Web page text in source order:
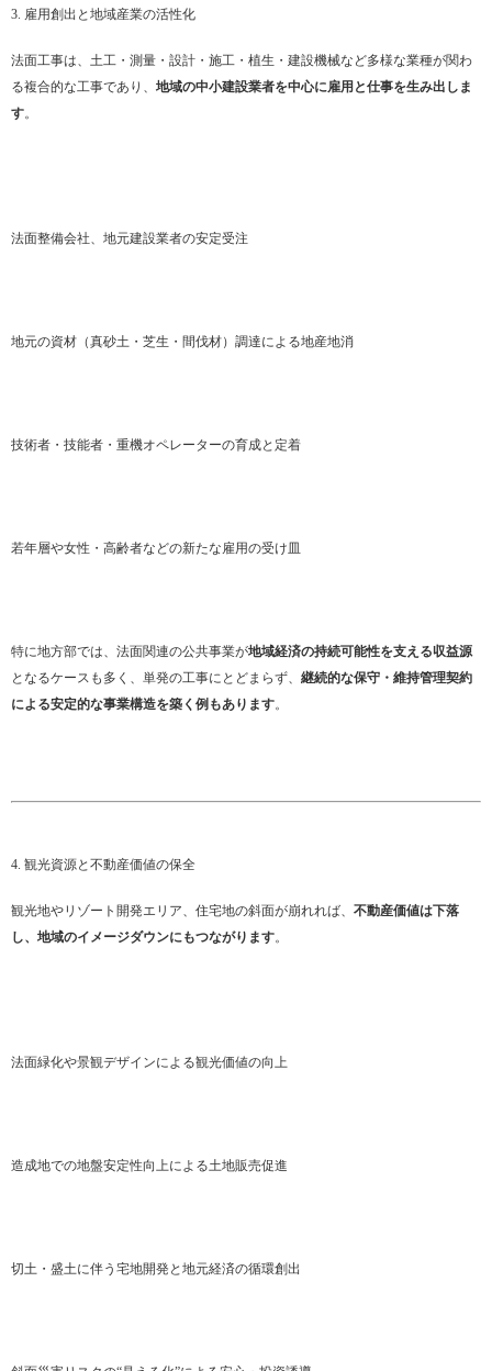
3. 雇用創出と地域産業の活性化
法面工事は、土工・測量・設計・施工・植生・建設機械など多様な業種が関わ
る複合的な工事であり、 地域の中小建設業者を中心に雇用と仕事を生み出しま
す。
法面整備会社、地元建設業者の安定受注
地元の資材（真砂土・芝生・間伐材）調達による地産地消
技術者・技能者・重機オペレーターの育成と定着
若年層や女性・高齢者などの新たな雇用の受け皿
特に地方部では、法面関連の公共事業が地域経済の持続可能性を支える収益源
となるケースも多く、単発の工事にとどまらず、 継続的な保守・維持管理契約
による安定的な事業構造を築く例もあります。
4. 観光資源と不動産価値の保全
観光地やリゾート開発エリア、住宅地の斜面が崩れれば、 不動産価値は下落
し、地域のイメージダウンにもつながります。
法面緑化や景観デザインによる観光価値の向上
造成地での地盤安定性向上による土地販売促進
切土・盛土に伴う宅地開発と地元経済の循環創出